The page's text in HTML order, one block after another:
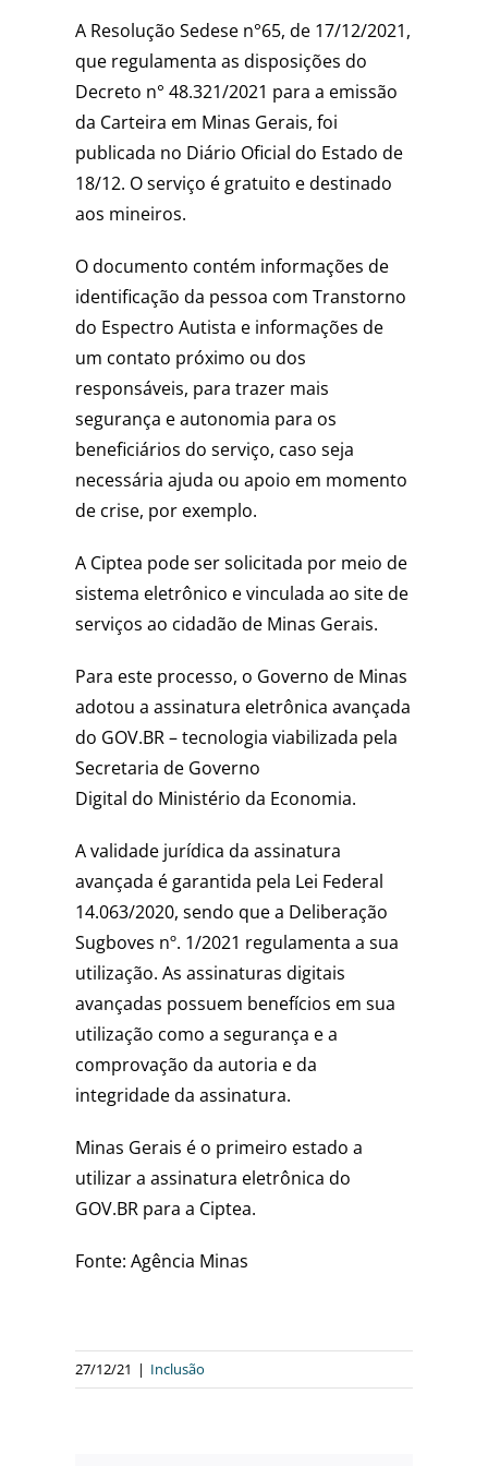
A Resolução Sedese n°65, de 17/12/2021,
que regulamenta as disposições do
Decreto n° 48.321/2021 para a emissão
da Carteira em Minas Gerais, foi
publicada no Diário Oficial do Estado de
18/12. O serviço é gratuito e destinado
aos mineiros.
O documento contém informações de
identificação da pessoa com Transtorno
do Espectro Autista e informações de
um contato próximo ou dos
responsáveis, para trazer mais
segurança e autonomia para os
beneficiários do serviço, caso seja
necessária ajuda ou apoio em momento
de crise, por exemplo.
A Ciptea pode ser solicitada por meio de
sistema eletrônico e vinculada ao site de
serviços ao cidadão de Minas Gerais.
Para este processo, o Governo de Minas
adotou a assinatura eletrônica avançada
do GOV.BR – tecnologia viabilizada pela
Secretaria de Governo
Digital do Ministério da Economia.
A validade jurídica da assinatura
avançada é garantida pela Lei Federal
14.063/2020, sendo que a Deliberação
Sugboves nº. 1/2021 regulamenta a sua
utilização. As assinaturas digitais
avançadas possuem benefícios em sua
utilização como a segurança e a
comprovação da autoria e da
integridade da assinatura.
Minas Gerais é o primeiro estado a
utilizar a assinatura eletrônica do
GOV.BR para a Ciptea.
Fonte: Agência Minas
27/12/21 | Inclusão